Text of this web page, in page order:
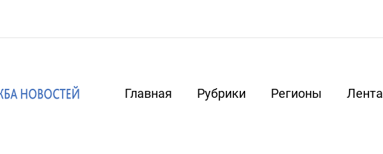
Главная Рубрики Регионы Лента